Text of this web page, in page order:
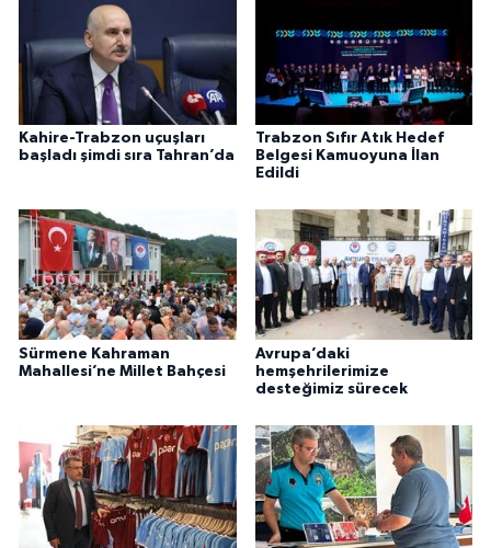
Kahire-Trabzon uçuşları
başladı şimdi sıra Tahran’da
Trabzon Sıfır Atık Hedef
Belgesi Kamuoyuna İlan
Edildi
Sürmene Kahraman
Mahallesi’ne Millet Bahçesi
Avrupa’daki
hemşehrilerimize
desteğimiz sürecek